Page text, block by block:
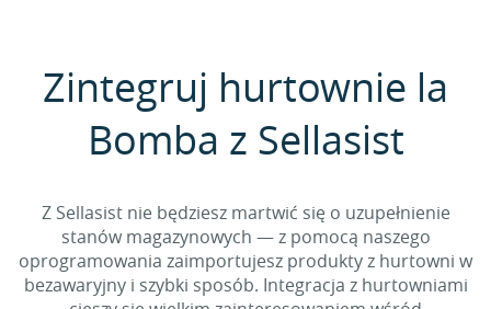
Zintegruj hurtownie la
Bomba z Sellasist
Z Sellasist nie będziesz martwić się o uzupełnienie
stanów magazynowych — z pomocą naszego
oprogramowania zaimportujesz produkty z hurtowni w
bezawaryjny i szybki sposób. Integracja z hurtowniami